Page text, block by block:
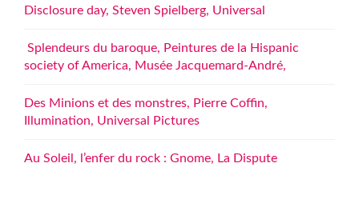
Disclosure day, Steven Spielberg, Universal
Splendeurs du baroque, Peintures de la Hispanic
society of America, Musée Jacquemard-André,
Des Minions et des monstres, Pierre Coffin,
Illumination, Universal Pictures
Au Soleil, l’enfer du rock : Gnome, La Dispute